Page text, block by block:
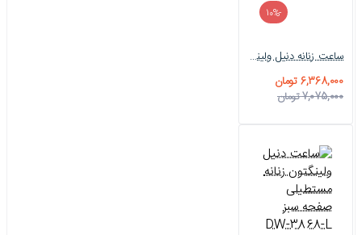
-10%
ساعت زنانه دنیل ولینگتون مستطیلی رزگلد DW-3867-L
6,368,000 تومان
7,075,000 تومان